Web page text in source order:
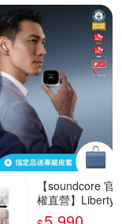
【soundcore 官
權直營】Liberty
ro AI降噪真無線